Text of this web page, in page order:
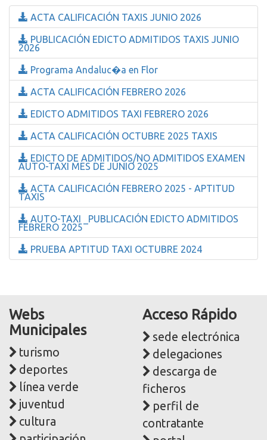
ACTA CALIFICACIÓN TAXIS JUNIO 2026
PUBLICACIÓN EDICTO ADMITIDOS TAXIS JUNIO
2026
Programa Andaluc�a en Flor
ACTA CALIFICACIÓN FEBRERO 2026
EDICTO ADMITIDOS TAXI FEBRERO 2026
ACTA CALIFICACIÓN OCTUBRE 2025 TAXIS
EDICTO DE ADMITIDOS/NO ADMITIDOS EXAMEN
AUTO-TAXI MES DE JUNIO 2025
ACTA CALIFICACIÓN FEBRERO 2025 - APTITUD
TAXIS
AUTO-TAXI _PUBLICACIÓN EDICTO ADMITIDOS
FEBRERO 2025
PRUEBA APTITUD TAXI OCTUBRE 2024
Webs
Municipales
turismo
deportes
línea verde
juventud
cultura
Acceso Rápido
sede electrónica
delegaciones
descarga de
ficheros
perfil de
contratante